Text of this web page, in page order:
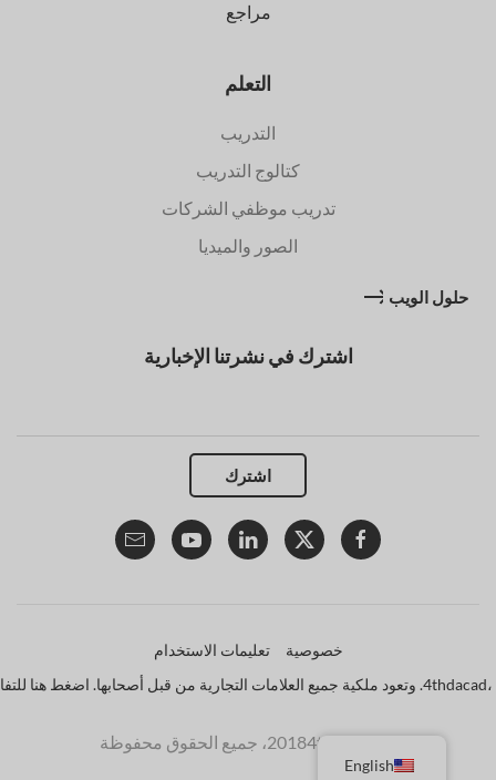
مراجع
التعلم
التدريب
كتالوج التدريب
تدريب موظفي الشركات
الصور والميديا
حلول الويب
اشترك في نشرتنا الإخبارية
اشترك
خصوصية تعليمات الاستخدام
English